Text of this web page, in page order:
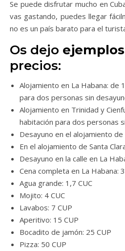
Se puede disfrutar mucho en
vas gastando, puedes llegar
no es un país barato para el
Os dejo ejemplos
precios:
Alojamiento en La Habana: de
para dos personas sin
Alojamiento en Trinidad y
habitación para dos personas
Desayuno en el alojamiento de
En el alojamiento de Santa
Desayuno en la calle en La
Cena completa en La Habana:
Agua grande: 1,7 CUC
Mojito: 4 CUC
Lavabos: 7 CUP
Aperitivo: 15 CUP
Bocadito de jamón: 25 CUP
Pizza: 50 CUP